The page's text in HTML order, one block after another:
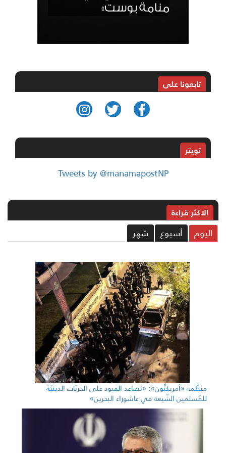
تابعونا على
تويتر
Tweets by @manamapostNP
الاکثر قراءة
أسبوع شهر
منظَّمة «أمريكيُّون»: «تصاعد القيود على الحريّات الدينيّة
للمُسلمين الشّيعة في عاشوراء البحرين»